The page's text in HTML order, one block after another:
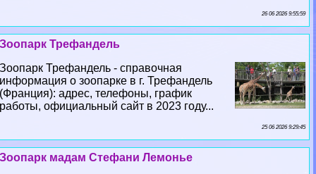
26 06 2026 9:55:59
Зоопарк Трефандель
Зоопарк Трефандель - справочная
информация о зоопарке в г. Трефандель
(Франция): адрес, телефоны, график
работы, официальный сайт в 2023 году...
25 06 2026 9:29:45
Зоопарк мадам Стефани Лемонье